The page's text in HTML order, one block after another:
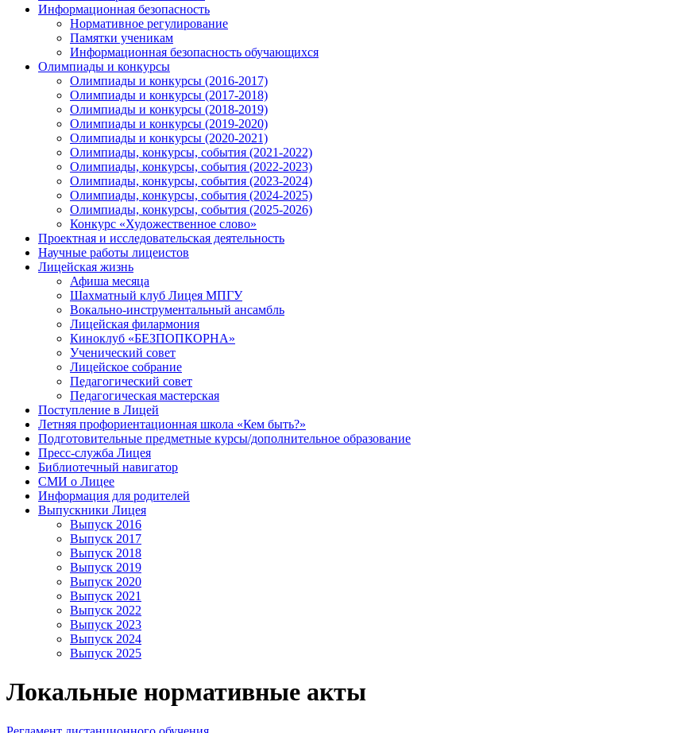
Информационная безопасность
Нормативное регулирование
Памятки ученикам
Информационная безопасность обучающихся
Олимпиады и конкурсы
Олимпиады и конкурсы (2016-2017)
Олимпиады и конкурсы (2017-2018)
Олимпиады и конкурсы (2018-2019)
Олимпиады и конкурсы (2019-2020)
Олимпиады и конкурсы (2020-2021)
Олимпиады, конкурсы, события (2021-2022)
Олимпиады, конкурсы, события (2022-2023)
Олимпиады, конкурсы, события (2023-2024)
Олимпиады, конкурсы, события (2024-2025)
Олимпиады, конкурсы, события (2025-2026)
Конкурс «Художественное слово»
Проектная и исследовательская деятельность
Научные работы лицеистов
Лицейская жизнь
Афиша месяца
Шахматный клуб Лицея МПГУ
Вокально-инструментальный ансамбль
Лицейская филармония
Киноклуб «БЕЗПОПКОРНА»
Ученический совет
Лицейское собрание
Педагогический совет
Педагогическая мастерская
Поступление в Лицей
Летняя профориентационная школа «Кем быть?»
Подготовительные предметные курсы/дополнительное образование
Пресс-служба Лицея
Библиотечный навигатор
СМИ о Лицее
Информация для родителей
Выпускники Лицея
Выпуск 2016
Выпуск 2017
Выпуск 2018
Выпуск 2019
Выпуск 2020
Выпуск 2021
Выпуск 2022
Выпуск 2023
Выпуск 2024
Выпуск 2025
Локальные нормативные акты